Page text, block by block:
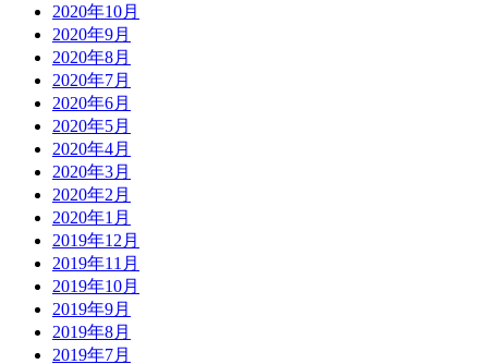
2020年10月
2020年9月
2020年8月
2020年7月
2020年6月
2020年5月
2020年4月
2020年3月
2020年2月
2020年1月
2019年12月
2019年11月
2019年10月
2019年9月
2019年8月
2019年7月